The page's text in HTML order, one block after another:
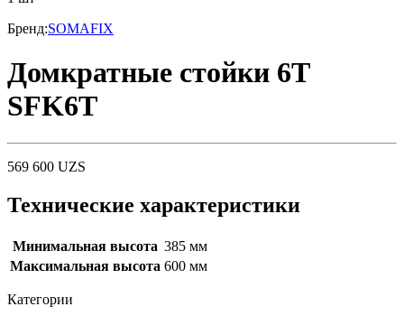
Бренд:SOMAFIX
Домкратные стойки 6T
SFK6T
569 600 UZS
Технические характеристики
Минимальная высота 385 мм
Максимальная высота 600 мм
Категории